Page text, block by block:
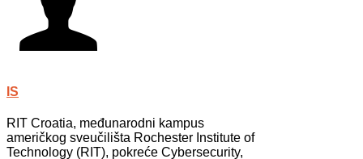
IS
RIT Croatia, međunarodni kampus
američkog sveučilišta Rochester Institute of
Technology (RIT), pokreće Cybersecurity,